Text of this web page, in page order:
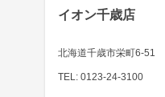
イオン千歳店
北海道千歳市栄町6-51
TEL: 0123-24-3100